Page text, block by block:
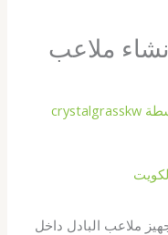
ملاعب
crystalgrasskw
ملاعب البادل داخل